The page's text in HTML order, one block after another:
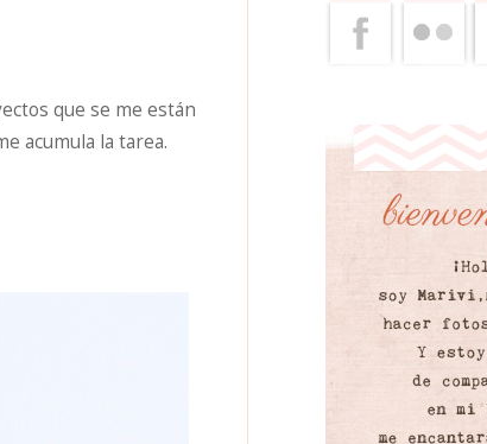
que se me están
acumula la tarea.